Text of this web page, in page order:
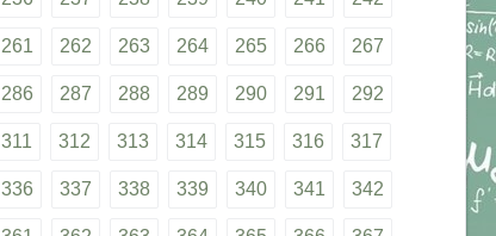
261 262 263 264 265 266 267
286 287 288 289 290 291 292
311 312 313 314 315 316 317
336 337 338 339 340 341 342